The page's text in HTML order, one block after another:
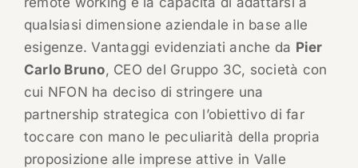
qualsiasi dimensione aziendale in base alle
esigenze. Vantaggi evidenziati anche da Pier
Carlo Bruno, CEO del Gruppo 3C, società con
cui NFON ha deciso di stringere una
partnership strategica con l’obiettivo di far
toccare con mano le peculiarità della propria
proposizione alle imprese attive in Valle